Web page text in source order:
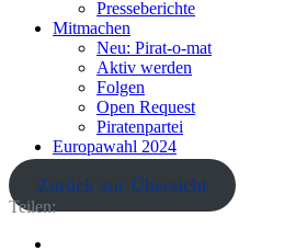
Presseberichte
Mitmachen
Neu: Pirat-o-mat
Aktiv werden
Folgen
Open Request
Piratenpartei
Europawahl 2024
Zurück zur Übersicht
Teilen: